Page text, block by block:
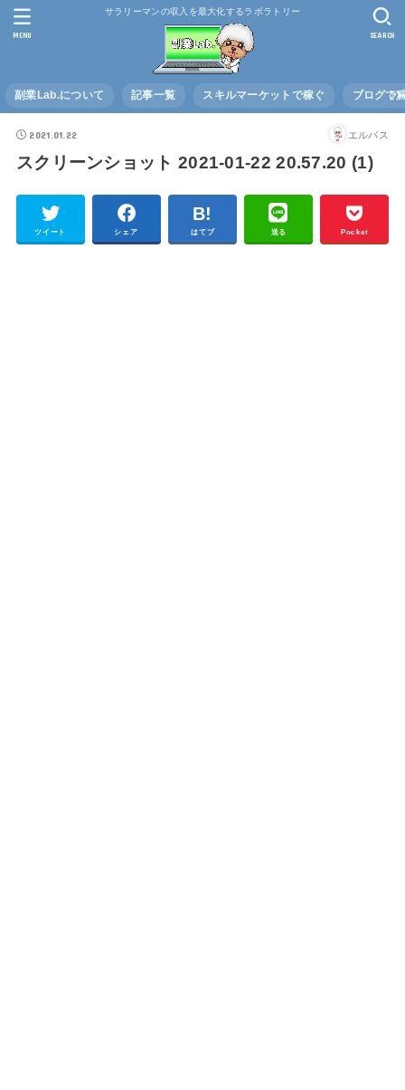
サラリーマンの収入を最大化するラボラトリー
副業Lab.について 記事一覧 スキルマーケットで稼ぐ ブログで
SEARCH
MENU
2021.01.22 エルバス
スクリーンショット 2021-01-22 20.57.20 (1)
ツイート シェア はてブ 送る Pocket